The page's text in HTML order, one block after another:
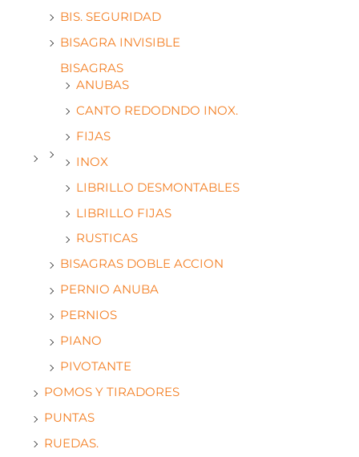
BIS. SEGURIDAD
BISAGRA INVISIBLE
BISAGRAS
ANUBAS
CANTO REDODNDO INOX.
FIJAS
INOX
LIBRILLO DESMONTABLES
LIBRILLO FIJAS
RUSTICAS
BISAGRAS DOBLE ACCION
PERNIO ANUBA
PERNIOS
PIANO
PIVOTANTE
POMOS Y TIRADORES
PUNTAS
RUEDAS.